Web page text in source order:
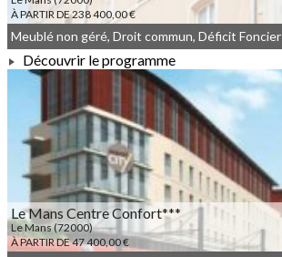
À PARTIR DE 238 400,00 €
À PARTIR DE 238 400,00 €
Meublé non géré, Droit commun, Déficit Foncier
Découvrir le programme
Le Mans Centre Confort***
Le Mans (72000)
À PARTIR DE 47 400,00 €